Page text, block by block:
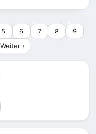
5 6 7 8
9
Weiter ›